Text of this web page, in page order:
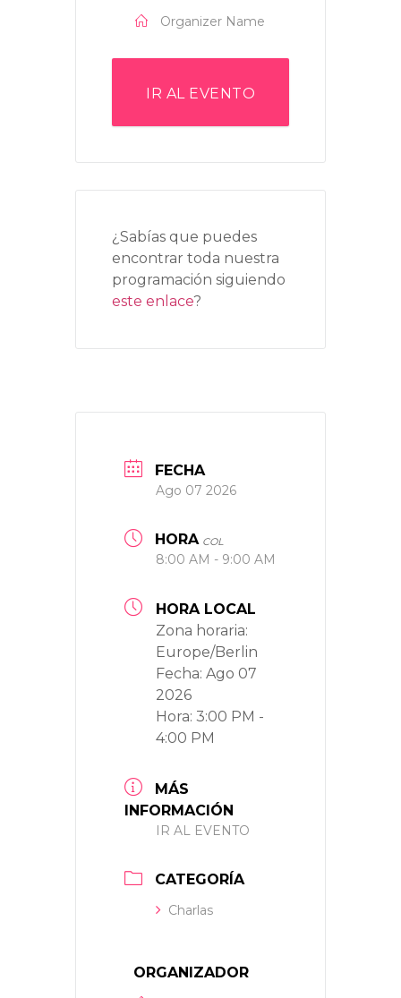
Organizer Name
IR AL EVENTO
¿Sabías que puedes
encontrar toda nuestra
programación siguiendo
este enlace?
FECHA
Ago 07 2026
HORA COL
8:00 AM - 9:00 AM
HORA LOCAL
Zona horaria:
Europe/Berlin
Fecha: Ago 07
2026
Hora: 3:00 PM -
4:00 PM
MÁS
INFORMACIÓN
IR AL EVENTO
CATEGORÍA
Charlas
ORGANIZADOR